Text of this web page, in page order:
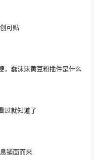
可贴
，蠢沫沫黄豆粉插件是什么
过就知道了
铺面而来